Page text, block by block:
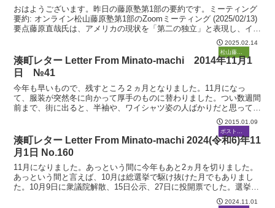
おはようございます。昨日の藤原塾第1部の要約です。ミーティング
要約: オンライン松山藤原塾第1部のZoomミーティング (2025/02/13)
要点藤原直哉氏は、アメリカの現状を「第二の独立」と表現し、イギ
2025.02.14
松山藤原塾
湊町レター Letter From Minato-machi 2014年11月1
日 №41
今年も早いもので、残すところ２ヵ月となりました。11月になっ
て、服装が突然冬に向かって厚手のものに替わりました。つい数週間
前まで、街に出ると、半袖や、ワイシャツ姿の人ばかりだと思ってい
たのに、そんな人はいなくなってしまいました。ただ、ビジネ...2015.01.09
ボストーク
湊町レター Letter From Minato-machi 2024(令和6)年11
月1日 No.160
11月になりました。あっという間に今年もあと2ヵ月を切りました。
あっという間と言えば、10月は総選挙で駆け抜けた月でもありまし
た。10月9日に衆議院解散、15日公示、27日に投開票でした。選挙結
2024.11.01